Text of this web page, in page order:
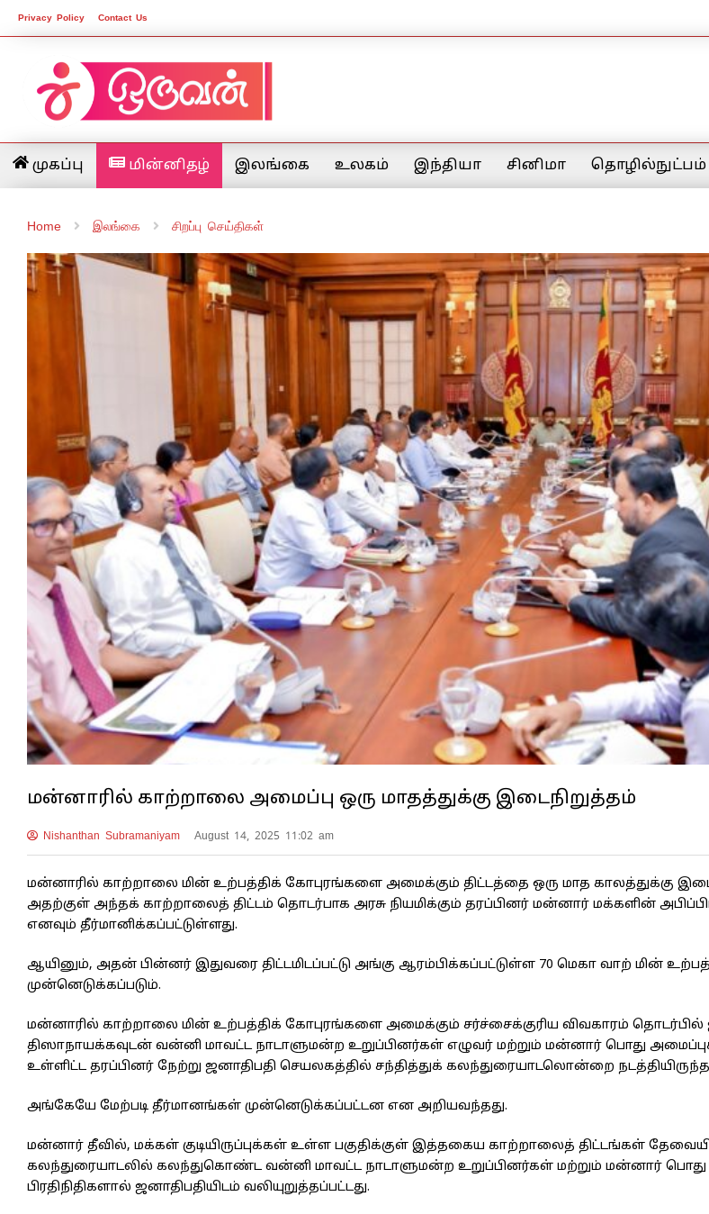
Privacy Policy Contact Us
முகப்பு மின்னிதழ் இலங்கை உலகம் இந்தியா சினிமா தொழில்நுட்பம்
Home இலங்கை சிறப்பு செய்திகள்
மன்னாரில் காற்றாலை அமைப்பு ஒரு மாதத்துக்கு இடைநிறுத்தம்
Nishanthan Subramaniyam August 14, 2025 11:02 am
மன்னாரில் காற்றாலை மின் உற்பத்திக் கோபுரங்களை அமைக்கும் திட்டத்தை ஒரு மாத காலத்துக்கு
அதற்குள் அந்தக் காற்றாலைத் திட்டம் தொடர்பாக அரசு நியமிக்கும் தரப்பினர் மன்னார் மக்களின்
எனவும் தீர்மானிக்கப்பட்டுள்ளது.
ஆயினும், அதன் பின்னர் இதுவரை திட்டமிடப்பட்டு அங்கு ஆரம்பிக்கப்பட்டுள்ள 70 மெகா வாற் மின்
முன்னெடுக்கப்படும்.
மன்னாரில் காற்றாலை மின் உற்பத்திக் கோபுரங்களை அமைக்கும் சர்ச்சைக்குரிய விவகாரம் தொடர்பில்
திஸாநாயக்கவுடன் வன்னி மாவட்ட நாடாளுமன்ற உறுப்பினர்கள் எழுவர் மற்றும் மன்னார் பொது
உள்ளிட்ட தரப்பினர் நேற்று ஜனாதிபதி செயலகத்தில் சந்தித்துக் கலந்துரையாடலொன்றை
அங்கேயே மேற்படி தீர்மானங்கள் முன்னெடுக்கப்பட்டன என அறியவந்தது.
மன்னார் தீவில், மக்கள் குடியிருப்புக்கள் உள்ள பகுதிக்குள் இத்தகைய காற்றாலைத் திட்டங்கள்
கலந்துரையாடலில் கலந்துகொண்ட வன்னி மாவட்ட நாடாளுமன்ற உறுப்பினர்கள் மற்றும் மன்னார்
பிரதிநிதிகளால் ஜனாதிபதியிடம் வலியுறுத்தப்பட்டது.